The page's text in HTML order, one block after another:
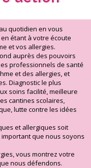
quotidien en vous
étant à votre écoute
et vos allergies.
auprès des pouvoirs
professionnels de santé
et des allergies, et
Diagnostic le plus
soins facilité, meilleure
cantines scolaires,
lutte contre les idées
et allergiques soit
que nous soyons
vous montrez votre
nous défendons.